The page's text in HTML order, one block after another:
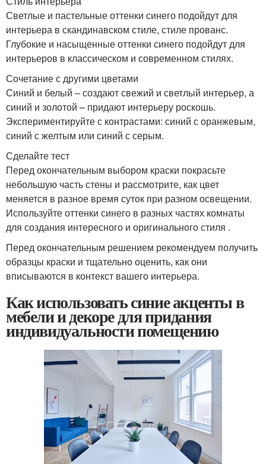
Светлые и пастельные оттенки синего подойдут для
интерьера в скандинавском стиле, стиле прованс.
Глубокие и насыщенные оттенки синего подойдут для
интерьеров в классическом и современном стилях.
Сочетание с другими цветами
Синий и белый – создают свежий и светлый интерьер, а
синий и золотой – придают интерьеру роскошь.
Экспериментируйте с контрастами: синий с оранжевым,
синий с желтым или синий с серым.
Сделайте тест
Перед окончательным выбором краски покрасьте
небольшую часть стены и рассмотрите, как цвет
меняется в разное время суток при разном освещении.
Используйте оттенки синего в разных частях комнаты
для создания интересного и оригинального стиля .
Перед окончательным решением рекомендуем получить
образцы краски и тщательно оценить, как они
вписываются в контекст вашего интерьера.
Как использовать синие акценты в
мебели и декоре для придания
индивидуальности помещению